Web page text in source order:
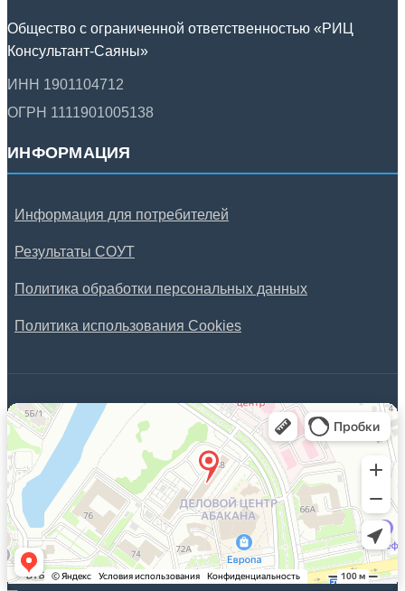
Общество с ограниченной ответственностью «РИЦ
Консультант-Саяны»
ИНН 1901104712
ОГРН 1111901005138
ИНФОРМАЦИЯ
Информация для потребителей
Результаты СОУТ
Политика обработки персональных данных
Политика использования Cookies